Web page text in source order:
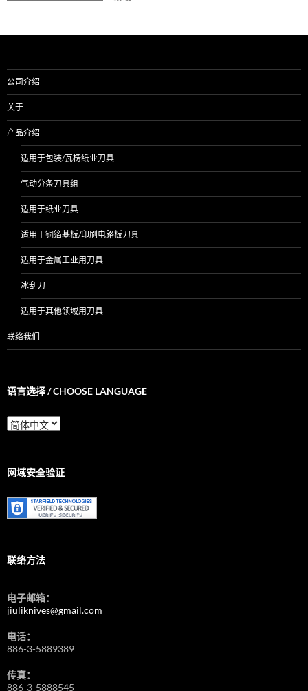
公司介绍
关于
产品介绍
适用于包装/瓦楞纸业刀具
气动分条刀具组
适用于纸业刀具
适用于铜箔基板/印刷电路板刀具
适用于金属工业用刀具
冰刮刀
适用于其他领域用刀具
联络我们
语言选择 / CHOOSE LANGUAGE
语
言
/
Language
网域安全验证
联络方法
电子邮箱：
jiuliknives@gmail.com
电话：
886-3-5889389
传真：
886-3-5888545